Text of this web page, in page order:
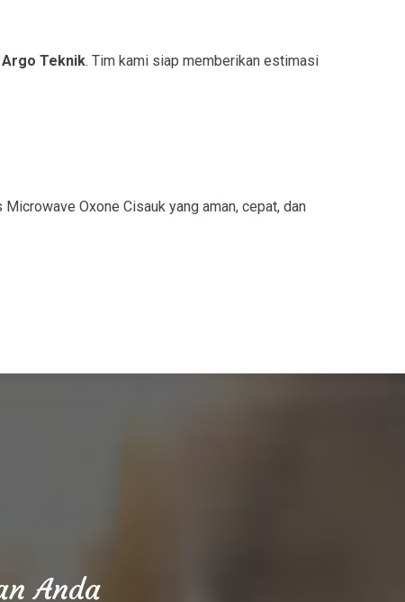
Teknik. Tim kami siap memberikan estimasi
Oxone Cisauk yang aman, cepat, dan
Anda